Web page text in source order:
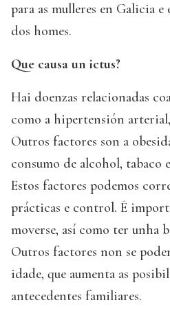
para as mulleres en Galicia e
dos homes.
Que causa un ictus?
Hai doenzas relacionadas
como a hipertensión
Outros factores son a
consumo de alcohol, tabaco
Estos factores podemos
prácticas e control. É
moverse, así como ter unha
Outros factores non se
idade, que aumenta as
antecedentes familiares.